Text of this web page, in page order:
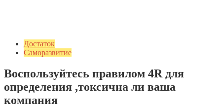
Достаток
Саморазвитие
Воспользуйтесь правилом 4R для
определения ,токсична ли ваша
компания